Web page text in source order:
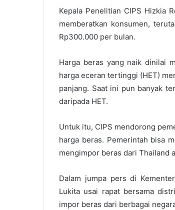
Kepala Penelitian CIPS Hizkia
memberatkan konsumen,
Rp300.000 per bulan.
Harga beras yang naik dinilai
harga eceran tertinggi (HET)
panjang. Saat ini pun banyak
daripada HET.
Untuk itu, CIPS mendorong
harga beras. Pemerintah bisa
mengimpor beras dari Thailand
Dalam jumpa pers di
Lukita usai rapat bersama
impor beras dari berbagai